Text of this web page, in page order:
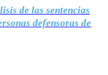
de las sentencias
defensoras de